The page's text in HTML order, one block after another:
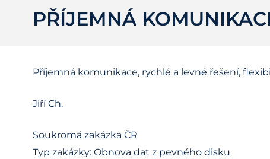
PŘÍJEMNÁ
Příjemná komunikace, rychlé a levné řešení,
Jiří Ch.
Soukromá zakázka ČR
Typ zakázky: Obnova dat z pevného disku